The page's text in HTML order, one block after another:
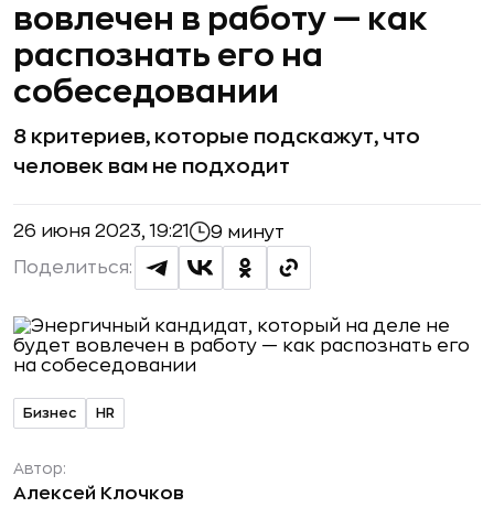
вовлечен в работу — как
распознать его на
собеседовании
8 критериев, которые подскажут, что
человек вам не подходит
26 июня 2023, 19:21 9 минут
Поделиться:
Бизнес HR
Автор:
Алексей Клочков